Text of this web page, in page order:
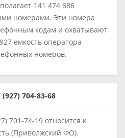
141 474 686
номерами. Эти номера
кодам и охватывают
емкость оператора
номеров.
704-83-68
701-74-19 относится к
(Приволжский ФО).